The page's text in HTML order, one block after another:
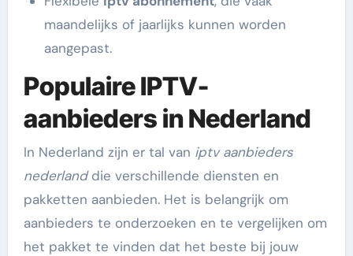
maandelijks of jaarlijks kunnen worden
aangepast.
Populaire IPTV-
aanbieders in Nederland
In Nederland zijn er tal van iptv aanbieders
nederlanddie verschillende diensten en
pakketten aanbieden. Het is belangrijk om
aanbieders te onderzoeken en te vergelijken om
het pakket te vinden dat het beste bij jouw